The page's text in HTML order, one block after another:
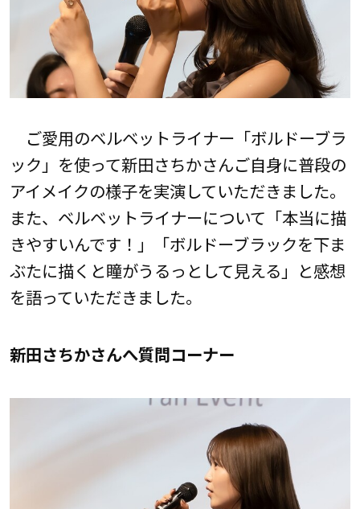
ご愛用のベルベットライナー「ボルドーブラ
ック」を使って新田さちかさんご自身に普段の
アイメイクの様子を実演していただきました。
また、ベルベットライナーについて「本当に描
きやすいんです！」「ボルドーブラックを下ま
ぶたに描くと瞳がうるっとして見える」と感想
を語っていただきました。
新田さちかさんへ質問コーナー